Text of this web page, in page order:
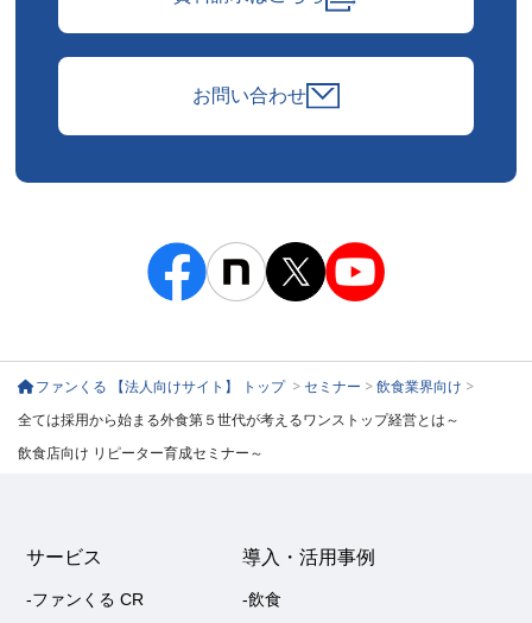
お問い合わせ
ファンくる 【法人向けサイト】 トップ >セミナー >飲食業界向け >
全ては採用から始まる外食第５世代が考えるワンストップ経営とは～
飲食店向け リピーター育成セミナー～
サービス
-ファンくる CR
導入・活用事例
-飲食